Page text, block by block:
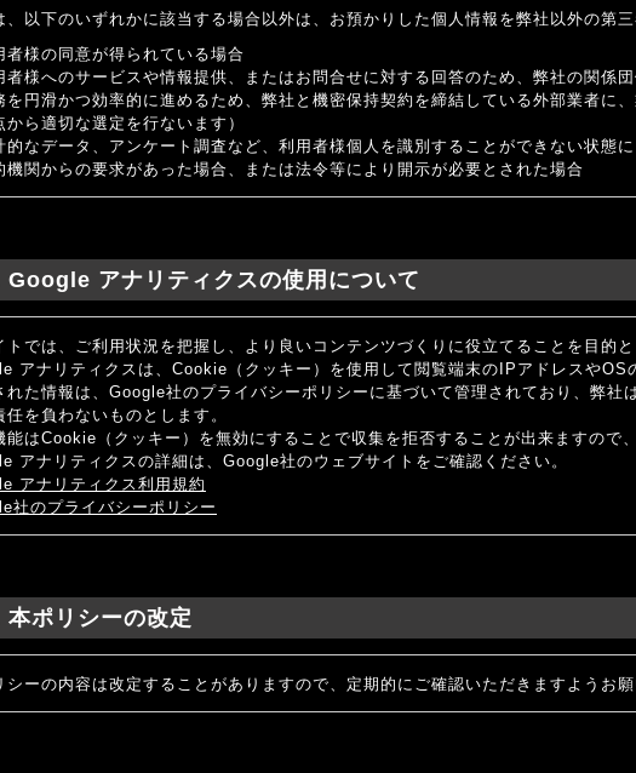
、以下のいずれかに該当する場合以外は、お預かりした個人情報を弊社以外の第
者様の同意が得られている場合
者様へのサービスや情報提供、またはお問合せに対する回答のため、弊社の関係
を円滑かつ効率的に進めるため、弊社と機密保持契約を締結している外部業者に
から適切な選定を行ないます）
的なデータ、アンケート調査など、利用者様個人を識別することができない状態
機関からの要求があった場合、または法令等により開示が必要とされた場合
Google アナリティクスの使用について
トでは、ご利用状況を把握し、より良いコンテンツづくりに役立てることを目的
アナリティクスは、Cookie（クッキー）を使用して閲覧端末のIPアドレスやOS
れた情報は、Google社のプライバシーポリシーに基づいて管理されており、弊
任を負わないものとします。
能はCookie（クッキー）を無効にすることで収集を拒否することが出来ますので
アナリティクスの詳細は、Google社のウェブサイトをご確認ください。
アナリティクス利用規約
社のプライバシーポリシー
本ポリシーの改定
シーの内容は改定することがありますので、定期的にご確認いただきますようお願